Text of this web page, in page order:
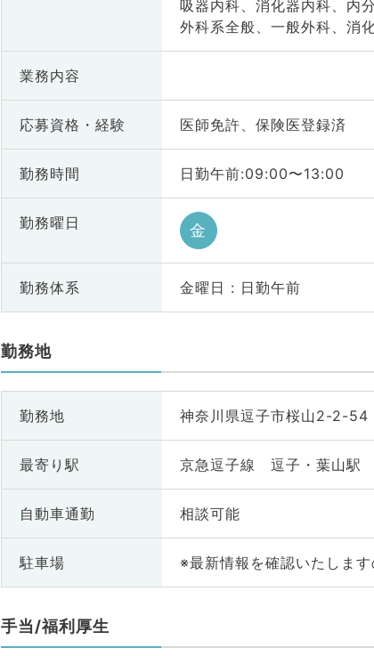
吸器内科、消化器内科、内
外科系全般、一般外科、消
業務内容
応募資格・ 経験 医師免許、保険医登録済
勤務時間 日勤午前:09:00〜13:00
勤務曜日 金
勤務体系 金曜日 : 日勤午前
勤務地
勤務地 神奈川県逗子市桜山2-2-54
最寄り駅 京急逗子線 逗子・葉山駅
自動車通勤 相談可能
駐車場 ※最新情報を確認いたしま
手当/福利厚生